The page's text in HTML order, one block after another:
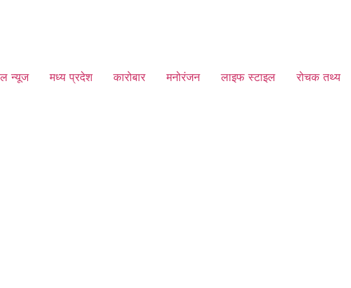
न्यूज मध्य प्रदेश कारोबार मनोरंजन लाइफ स्टाइल रोचक तथ्य